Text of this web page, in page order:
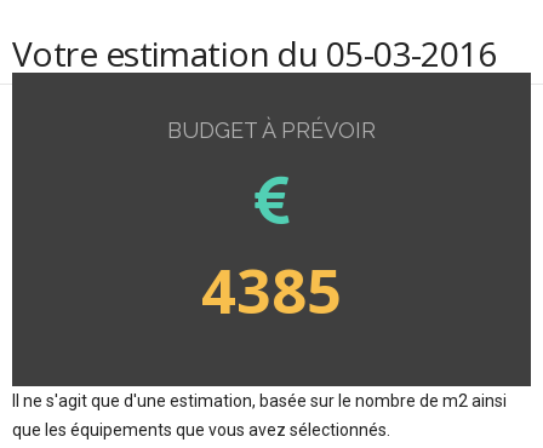
Votre estimation du 05-03-2016
BUDGET À PRÉVOIR
4385
Il ne s'agit que d'une estimation, basée sur le nombre de m2 ainsi
que les équipements que vous avez sélectionnés.